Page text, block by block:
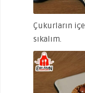
Çukurların
sıkalım.